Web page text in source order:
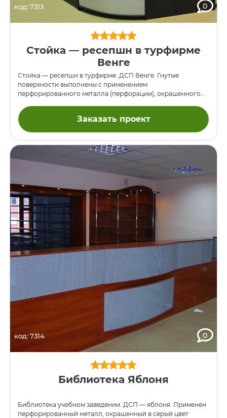
код: 7313 0
Стойка — ресепшн в турфирме
Венге
Стойка — ресепшн в турфирме. ДСП Венге. Гнутые
поверхности выполнены с применением
перфорированного металла (перфорации), окрашенного
телескопические направляющие. Наша команда «Green» с
большим опытом работы занимается производством
качественной офисной мебели на заказ в Киеве. Выполним
Ваш заказ из качественных материалов в короткие сроки
по индивидуальному пожеланию и доступным ценам.
Заказать проект
код: 7314 0
Библиотека Яблоня
Библиотека учебном заведении. ДСП — яблоня. Применен
перфорированный металл, окрашенный в серый цвет